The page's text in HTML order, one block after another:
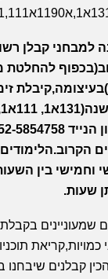
למבחני קבלן
להחלטת
שעות.
בקבלת
קבלנים